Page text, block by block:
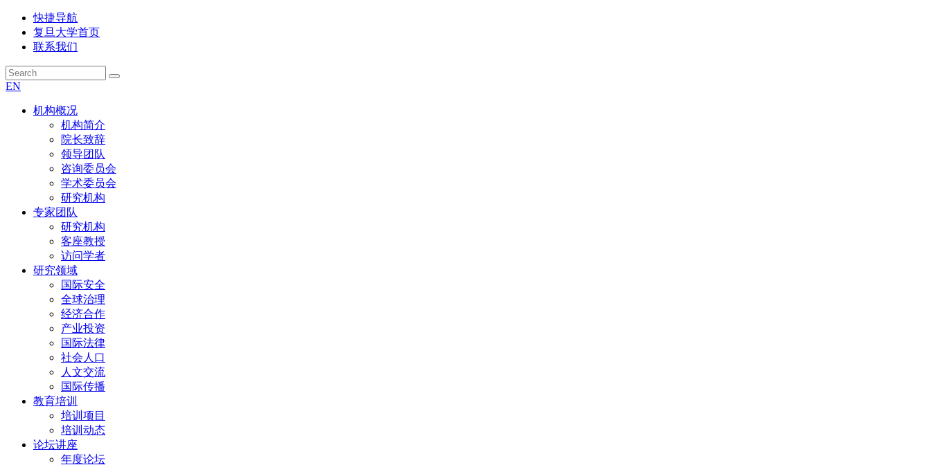
快捷导航
复旦大学首页
联系我们
EN
机构概况
机构简介
院长致辞
领导团队
咨询委员会
学术委员会
研究机构
专家团队
研究机构
客座教授
访问学者
研究领域
国际安全
全球治理
经济合作
产业投资
国际法律
社会人口
人文交流
国际传播
教育培训
培训项目
培训动态
论坛讲座
年度论坛